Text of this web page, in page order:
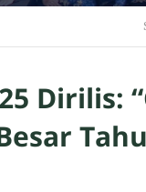
Dirilis: